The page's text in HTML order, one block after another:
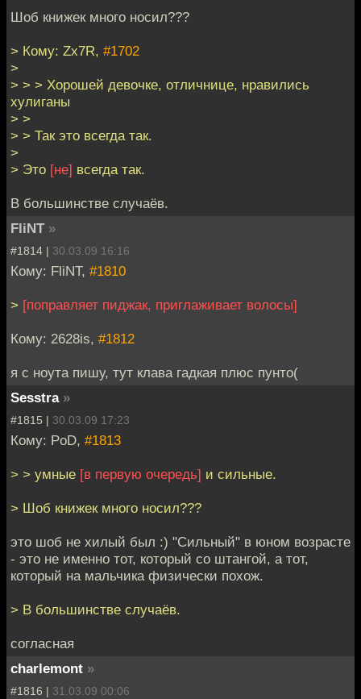
Шоб книжек много носил???
> Кому: Zx7R, #1702
>
> > > Хорошей девочке, отличнице, нравились
хулиганы
> >
> > Так это всегда так.
>
> Это [не] всегда так.
В большинстве случаёв.
FliNT »
#1814 | 30.03.09 16:16
Кому: FliNT, #1810
> [поправляет пиджак, приглаживает волосы]
Кому: 2628is, #1812
я с ноута пишу, тут клава гадкая плюс пунто(
Sesstra »
#1815 | 30.03.09 17:23
Кому: PoD, #1813
> > умные [в первую очередь] и сильные.
> Шоб книжек много носил???
это шоб не хилый был :) "Сильный" в юном возрасте
- это не именно тот, который со штангой, а тот,
который на мальчика физически похож.
> В большинстве случаёв.
согласная
charlemont »
#1816 | 31.03.09 00:06